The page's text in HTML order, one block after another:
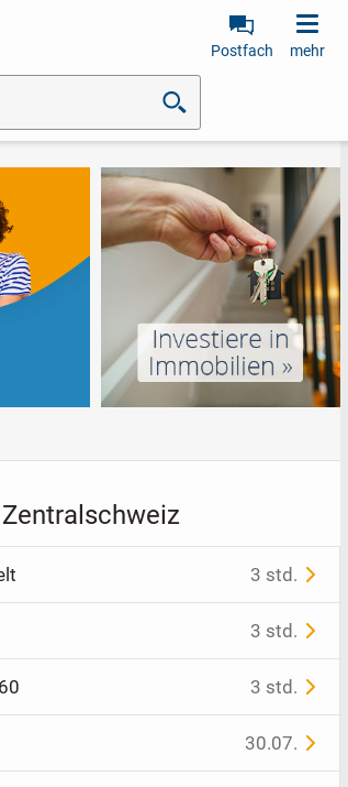
Postfach mehr
3 std.
3 std.
3 std.
30.07.